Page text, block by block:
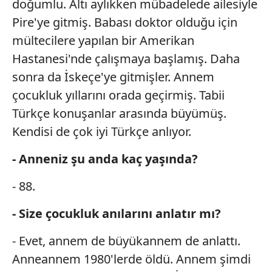
ilgili mevzuata uygun olarak kullanılan çerezlerle ilgili bilgi
almak için lütfentıklayınız.
doğumlu. Altı aylıkken mübadelede ailesiyle
Pire'ye gitmiş. Babası doktor olduğu için
mültecilere yapılan bir Amerikan
Hastanesi'nde çalışmaya başlamış. Daha
sonra da İskeçe'ye gitmişler. Annem
çocukluk yıllarını orada geçirmiş. Tabii
Türkçe konuşanlar arasında büyümüş.
Kendisi de çok iyi Türkçe anlıyor.
- Anneniz şu anda kaç yaşında?
- 88.
- Size çocukluk anılarını anlatır mı?
- Evet, annem de büyükannem de anlattı.
Anneannem 1980'lerde öldü. Annem şimdi